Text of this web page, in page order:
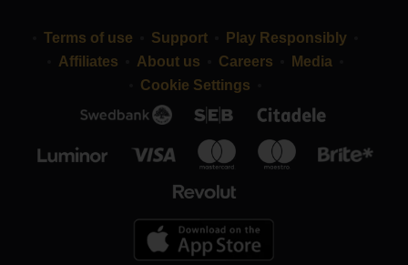
Terms of use Support
Play Responsibly
Affiliates
About us Careers
Media
Cookie Settings